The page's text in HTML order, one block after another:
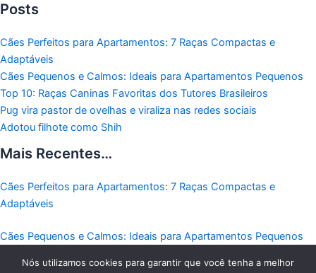
Posts
Cães Perfeitos para Apartamentos: 7 Raças Compactas e
Adaptáveis
Cães Pequenos e Calmos: Ideais para Apartamentos Pequenos
Top 10: Raças Caninas Favoritas dos Tutores Brasileiros
Pug vira pastor de ovelhas e viraliza nas redes sociais
Adotou filhote como Shih
Mais Recentes…
Cães Perfeitos para Apartamentos: 7 Raças Compactas e
Adaptáveis
Cães Pequenos e Calmos: Ideais para Apartamentos Pequenos
Top 10: Raças Caninas Favoritas dos Tutores Brasileiros
Nós utilizamos cookies para garantir que você tenha a melhor